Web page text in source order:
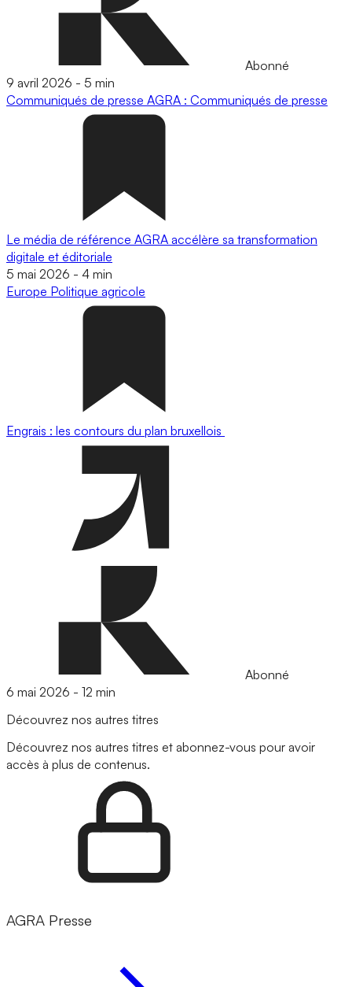
Abonné
9 avril 2026 - 5 min
Communiqués de presse AGRA : Communiqués de presse
Le média de référence AGRA accélère sa transformation
digitale et éditoriale
5 mai 2026 - 4 min
Europe Politique agricole
Engrais : les contours du plan bruxellois
Abonné
6 mai 2026 - 12 min
Découvrez nos autres titres
Découvrez nos autres titres et abonnez-vous pour avoir
accès à plus de contenus.
AGRA Presse